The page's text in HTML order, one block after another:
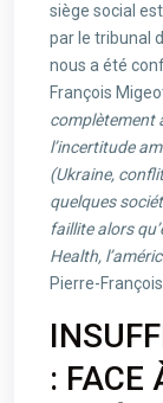
siège social
par le tribunal
nous a été
François
complètement
l’incertitude
(Ukraine,
quelques
faillite alors
Health,
Pierre-
: FACE